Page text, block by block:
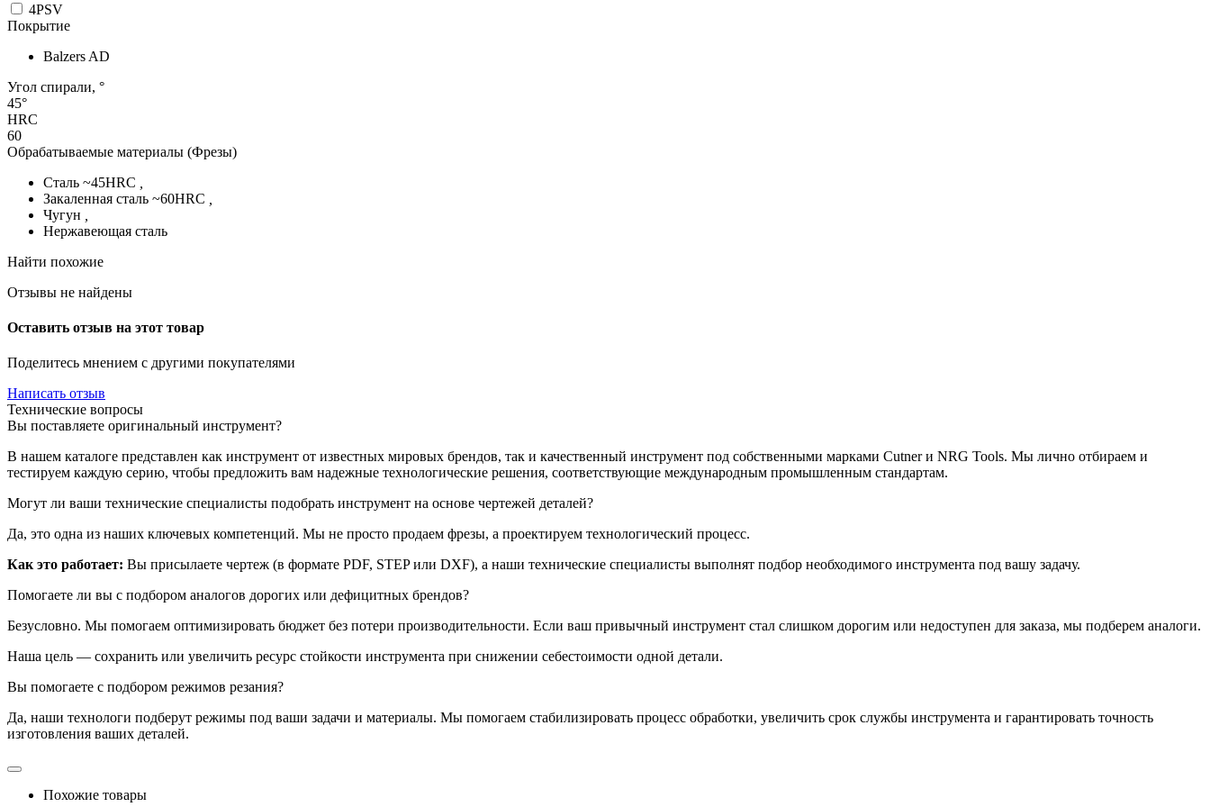
4PSV
Покрытие
Balzers AD
Угол спирали, °
45°
HRC
60
Обрабатываемые материалы (Фрезы)
Сталь ~45HRC
Закаленная сталь ~60HRC
Чугун
Нержавеющая сталь
Найти похожие
Отзывы не найдены
Оставить отзыв на этот товар
Поделитесь мнением с другими покупателями
Написать отзыв
Технические вопросы
Вы поставляете оригинальный инструмент?
В нашем каталоге представлен как инструмент от известных мировых брендов, так и качественный инструмент под собственными марками Cutner и NRG Tools. Мы лично отбираем и
тестируем каждую серию, чтобы предложить вам надежные технологические решения, соответствующие международным промышленным стандартам.
Могут ли ваши технические специалисты подобрать инструмент на основе чертежей деталей?
Да, это одна из наших ключевых компетенций. Мы не просто продаем фрезы, а проектируем технологический процесс.
Как это работает: Вы присылаете чертеж (в формате PDF, STEP или DXF), а наши технические специалисты выполнят подбор необходимого инструмента под вашу задачу.
Помогаете ли вы с подбором аналогов дорогих или дефицитных брендов?
Безусловно. Мы помогаем оптимизировать бюджет без потери производительности. Если ваш привычный инструмент стал слишком дорогим или недоступен для заказа, мы подберем аналоги.
Наша цель — сохранить или увеличить ресурс стойкости инструмента при снижении себестоимости одной детали.
Вы помогаете с подбором режимов резания?
Да, наши технологи подберут режимы под ваши задачи и материалы. Мы помогаем стабилизировать процесс обработки, увеличить срок службы инструмента и гарантировать точность
изготовления ваших деталей.
Похожие товары